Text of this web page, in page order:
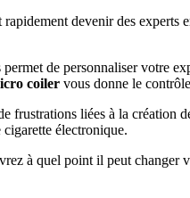
devenir des
permet de personnaliser votre
coiler vous donne le
frustrations liées à la
électronique.
à quel point il peut changer